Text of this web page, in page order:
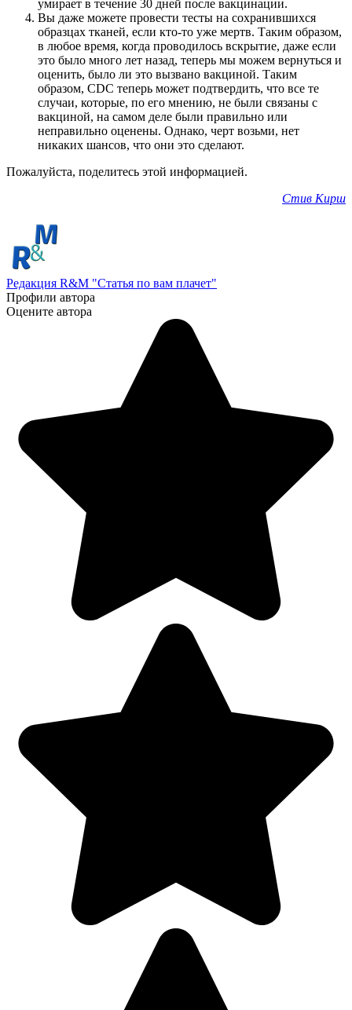
умирает в течение 30 дней после вакцинации.
Вы даже можете провести тесты на сохранившихся
образцах тканей, если кто-то уже мертв. Таким образом,
в любое время, когда проводилось вскрытие, даже если
это было много лет назад, теперь мы можем вернуться и
оценить, было ли это вызвано вакциной. Таким
образом, CDC теперь может подтвердить, что все те
случаи, которые, по его мнению, не были связаны с
вакциной, на самом деле были правильно или
неправильно оценены. Однако, черт возьми, нет
никаких шансов, что они это сделают.
Пожалуйста, поделитесь этой информацией.
Стив Кирш
Редакция R&M "Статья по вам плачет"
Профили автора
Оцените автора